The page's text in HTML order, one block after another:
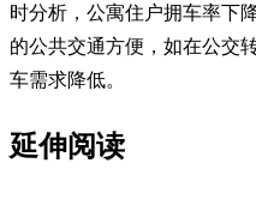
时分析，公寓住户拥车率下
的公共交通方便，如在公交
车需求降低。
延伸阅读